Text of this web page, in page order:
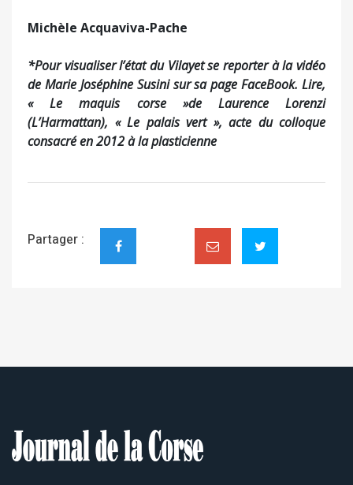
Michèle Acquaviva-Pache
*Pour visualiser l’état du Vilayet se reporter à la vidéo
de Marie Joséphine Susini sur sa page FaceBook. Lire,
« Le maquis corse »de Laurence Lorenzi
(L’Harmattan), « Le palais vert », acte du colloque
consacré en 2012 à la plasticienne
Partager :